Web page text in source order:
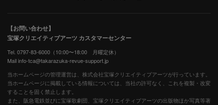
【お問い合わせ】
宝塚クリエイティブアーツ カスタマーセンター
Tel. 0797-83-6000（10:00〜18:00 月曜定休）
Mail info-tca@takarazuka-revue-support.jp
当ホームページの管理運営は、株式会社宝塚クリエイティブアーツが行っています。
当ホームページに掲載している情報については、当社の許可なく、これを複製・改変
することを固く禁止します。
また、阪急電鉄並びに宝塚歌劇団、宝塚クリエイティブアーツの出版物ほか写真等著